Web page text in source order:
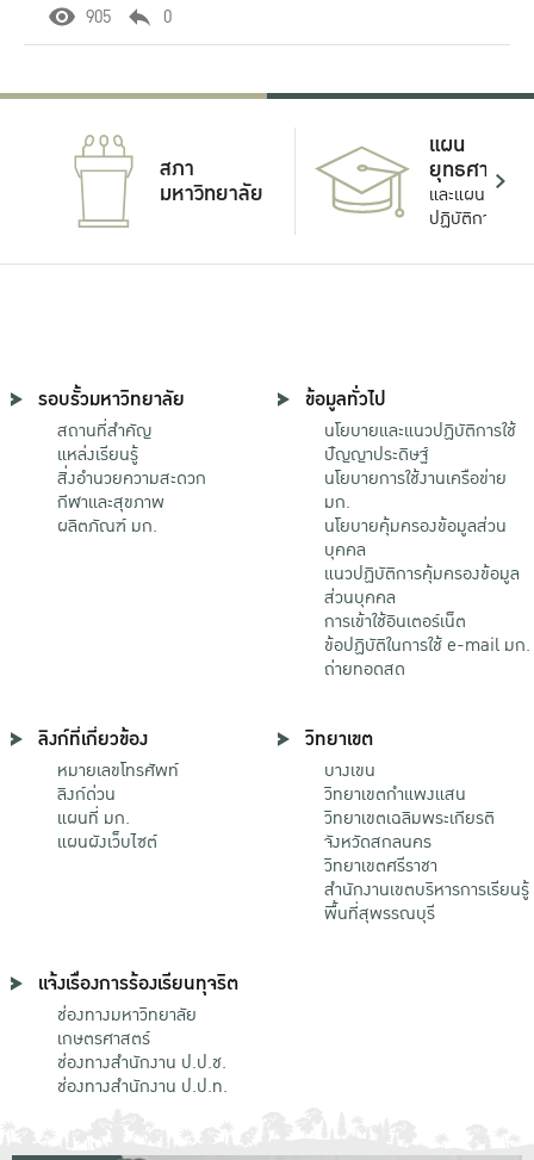
905 0
สภา
มหาวิทยาลัย
แผน
ยุทธศาสตร์
และแผน
ปฏิบัติการ
รอบรั้วมหาวิทยาลัย
สถานที่สำคัญ
แหล่งเรียนรู้
สิ่งอำนวยความสะดวก
กีฬาและสุขภาพ
ผลิตภัณฑ์ มก.
ข้อมูลทั่วไป
นโยบายและแนวปฏิบัติการใช้
ปัญญาประดิษฐ์
นโยบายการใช้งานเครือข่าย
มก.
นโยบายคุ้มครองข้อมูลส่วน
บุคคล
แนวปฏิบัติการคุ้มครองข้อมูล
ส่วนบุคคล
การเข้าใช้อินเตอร์เน็ต
ข้อปฏิบัติในการใช้ e-mail มก.
ถ่ายทอดสด
ลิงก์ที่เกี่ยวข้อง
หมายเลขโทรศัพท์
ลิงก์ด่วน
แผนที่ มก.
แผนผังเว็บไซต์
วิทยาเขต
บางเขน
วิทยาเขตกําแพงแสน
วิทยาเขตเฉลิมพระเกียรติ
จังหวัดสกลนคร
วิทยาเขตศรีราชา
สำนักงานเขตบริหารการเรียนรู้
พื้นที่สุพรรณบุรี
แจ้งเรื่องการร้องเรียนทุจริต
ช่องทางมหาวิทยาลัย
เกษตรศาสตร์
ช่องทางสำนักงาน ป.ป.ช.
ช่องทางสำนักงาน ป.ป.ท.